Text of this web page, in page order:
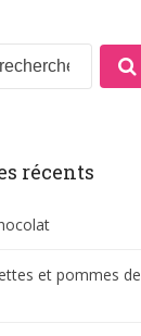
récents
et pommes de